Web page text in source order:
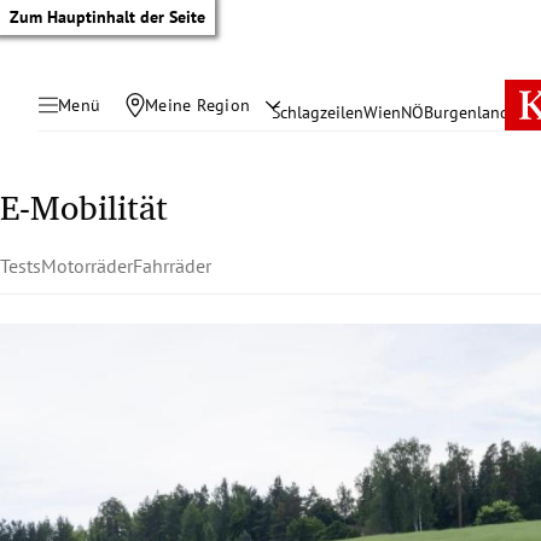
Zum Hauptinhalt der Seite
Menü Meine Region SchlagzeilenWienNÖBurgenland
Untermenü
E-Mobilität
TestsMotorräderFahrräder